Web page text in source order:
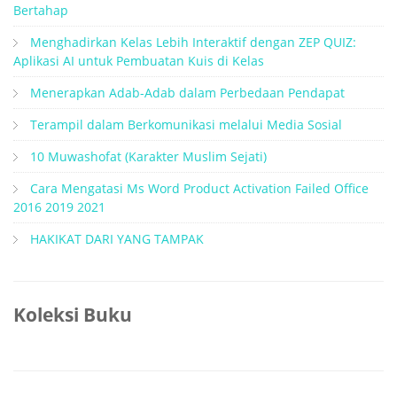
Bertahap
Menghadirkan Kelas Lebih Interaktif dengan ZEP QUIZ:
Aplikasi AI untuk Pembuatan Kuis di Kelas
Menerapkan Adab-Adab dalam Perbedaan Pendapat
Terampil dalam Berkomunikasi melalui Media Sosial
10 Muwashofat (Karakter Muslim Sejati)
Cara Mengatasi Ms Word Product Activation Failed Office
2016 2019 2021
HAKIKAT DARI YANG TAMPAK
Koleksi Buku